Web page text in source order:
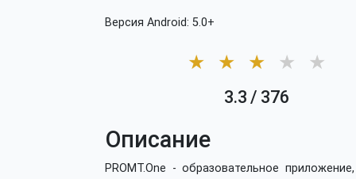
Версия Android: 5.0+
★ ★ ★ ★ ★
3.3 / 376
Описание
PROMT.One - образовательное